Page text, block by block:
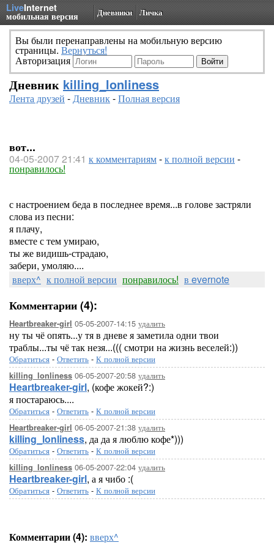
LiveInternet
мобильная версия Дневники Личка
Вы были перенаправлены на мобильную версию
страницы. Вернуться!
Авторизация
Дневник killing_lonliness
Лента друзей -Дневник-Полная версия
вот...
04-05-2007 21:41 к комментариям-к полной версии -
понравилось!
с настроением беда в последнее время...в голове застряли
слова из песни:
я плачу,
вместе с тем умираю,
ты же видишь-страдаю,
забери, умоляю....
вверх^ к полной версии понравилось! в evernote
Комментарии (4):
Heartbreaker-girl 05-05-2007-14:15 удалить
ну ты чё опять...у тя в дневе я заметила одни твои
траблы...ты чё так незя...((( смотри на жизнь веселей:))
Обратиться - Ответить - К полной версии
killing_lonliness 06-05-2007-20:58 удалить
Heartbreaker-girl, (кофе жокей?:)
я постараюсь....
Обратиться - Ответить - К полной версии
Heartbreaker-girl 06-05-2007-21:38 удалить
killing_lonliness, да да я люблю кофе*)))
Обратиться - Ответить - К полной версии
killing_lonliness 06-05-2007-22:04 удалить
Heartbreaker-girl, а я чибо :(
Обратиться - Ответить - К полной версии
Комментарии (4): вверх^